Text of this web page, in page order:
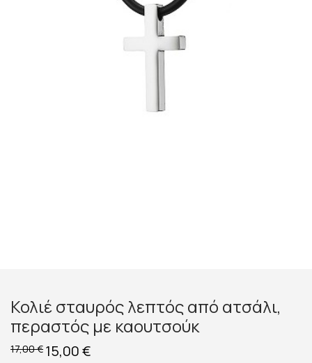
Κολιέ σταυρός λεπτός από ατσάλι,
περαστός με καουτσούκ
17,00€ Original
price
15,00€